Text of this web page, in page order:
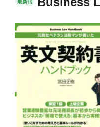
最新刊